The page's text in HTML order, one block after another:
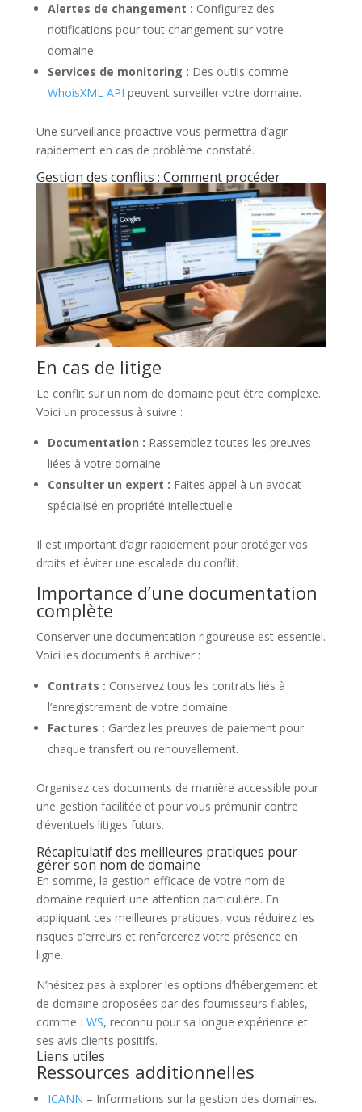
Alertes de changement : Configurez des
notifications pour tout changement sur votre
domaine.
Services de monitoring : Des outils comme
WhoisXML API peuvent surveiller votre domaine.
Une surveillance proactive vous permettra d’agir
rapidement en cas de problème constaté.
Gestion des conflits : Comment procéder
En cas de litige
Le conflit sur un nom de domaine peut être complexe.
Voici un processus à suivre :
Documentation : Rassemblez toutes les preuves
liées à votre domaine.
Consulter un expert : Faites appel à un avocat
spécialisé en propriété intellectuelle.
Il est important d’agir rapidement pour protéger vos
droits et éviter une escalade du conflit.
Importance d’une documentation
complète
Conserver une documentation rigoureuse est essentiel.
Voici les documents à archiver :
Contrats : Conservez tous les contrats liés à
l’enregistrement de votre domaine.
Factures : Gardez les preuves de paiement pour
chaque transfert ou renouvellement.
Organisez ces documents de manière accessible pour
une gestion facilitée et pour vous prémunir contre
d’éventuels litiges futurs.
Récapitulatif des meilleures pratiques pour
gérer son nom de domaine
En somme, la gestion efficace de votre nom de
domaine requiert une attention particulière. En
appliquant ces meilleures pratiques, vous réduirez les
risques d’erreurs et renforcerez votre présence en
ligne.
N’hésitez pas à explorer les options d’hébergement et
de domaine proposées par des fournisseurs fiables,
comme LWS, reconnu pour sa longue expérience et
ses avis clients positifs.
Liens utiles
Ressources additionnelles
ICANN – Informations sur la gestion des domaines.